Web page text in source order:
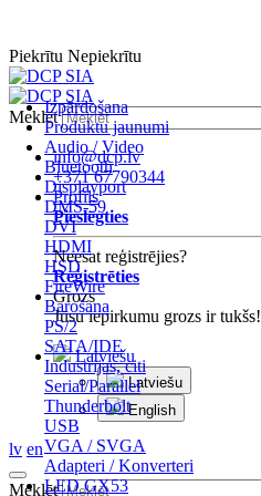
Piekrītu Nepiekrītu
Izpārdošana
Produktu jaunumi
Audio / Video
Bluetooth
Displayport
DMS-59
DVI
HDMI
HSD
FireWire
Barošana
PS/2
SATA/IDE
Industrijas, citi
Serial/Parallel
Thunderbolt
USB
VGA / SVGA
Adapteri / Konverteri
LED GX53
Meklēt
info@dcp.lv
+371 67790344
Profils
Pieslēgties
Neesat reģistrējies?
Reģistrēties
Grozs
Jūsu iepirkumu grozs ir tukšs!
Latviešu
Latviešu
English
lv en
Meklēt